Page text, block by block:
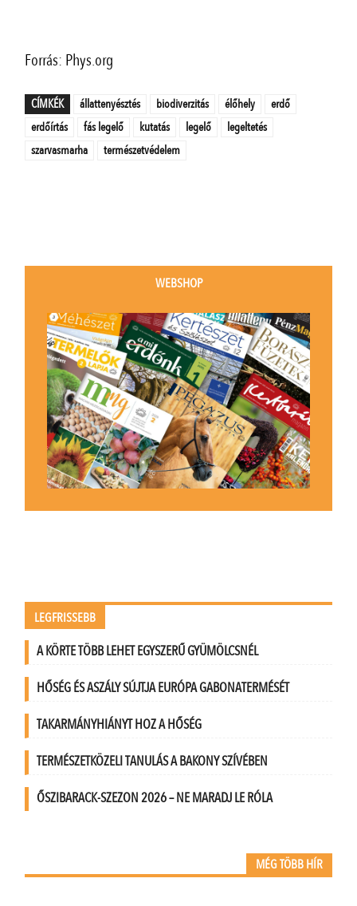
Forrás: Phys.org
CÍMKÉK állattenyésztés biodiverzitás élőhely
erdő
erdőírtás
fás legelő kutatás legelő
legeltetés
szarvasmarha
természetvédelem
WEBSHOP
LEGFRISSEBB
A KÖRTE TÖBB LEHET EGYSZERŰ GYÜMÖLCSNÉL
HŐSÉG ÉS ASZÁLY SÚJTJA EURÓPA GABONATERMÉSÉT
TAKARMÁNYHIÁNYT HOZ A HŐSÉG
TERMÉSZETKÖZELI TANULÁS A BAKONY SZÍVÉBEN
ŐSZIBARACK-SZEZON 2026 – NE MARADJ LE RÓLA
MÉG TÖBB HÍR